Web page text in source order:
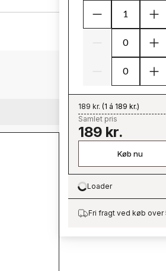
189 kr. (1 á 189 kr.)
Samlet pris
189 kr.
Køb nu
Loading…
Loader
Fri fragt ved køb over